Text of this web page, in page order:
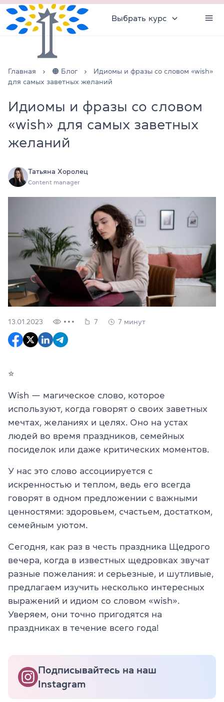
Выбрать курс
Главная 🟠 Блог
Идиомы и фразы со словом «wish»
для самых заветных желаний
Идиомы и фразы со словом
«wish» для самых заветных
желаний
Татьяна Хоролец
Content manager
13.01.2023 7 7 минут
⭐️
Wish — магическое слово, которое
используют, когда говорят о своих заветных
мечтах, желаниях и целях. Оно на устах
людей во время праздников, семейных
посиделок или даже критических моментов.
У нас это слово ассоциируется с
искренностью и теплом, ведь его всегда
говорят в одном предложении с важными
ценностями: здоровьем, счастьем, достатком,
семейным уютом.
Сегодня, как раз в честь праздника Щедрого
вечера, когда в известных щедровках звучат
разные пожелания: и серьезные, и шутливые,
предлагаем изучить несколько интересных
выражений и идиом со словом «wish».
Уверяем, они точно пригодятся на
праздниках в течение всего года!
Подписывайтесь на наш
Instagram